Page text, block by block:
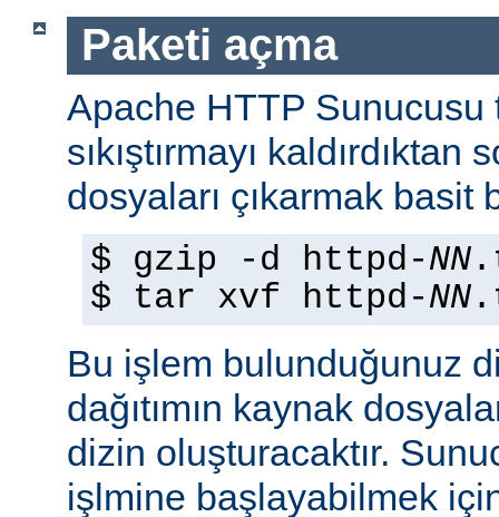
Paketi açma
Apache HTTP Sunucusu
sıkıştırmayı
dosyaları çıkarmak basit
$ gzip -d httpd-NN
$ tar xvf httpd-NN
Bu işlem bulunduğunuz
dağıtımın kaynak
dizin oluşturacaktır.
işlmine başlayabilmek